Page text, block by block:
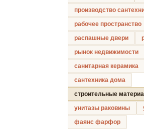
производство
рабочее пространство
распашные двери
рынок недвижимости
санитарная керамика
сантехника дома
строительные
унитазы раковины
фаянс фарфор